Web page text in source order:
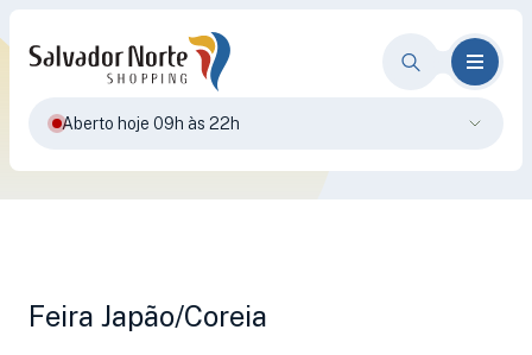
Aberto hoje 09h às 22h
Feira Japão/Coreia